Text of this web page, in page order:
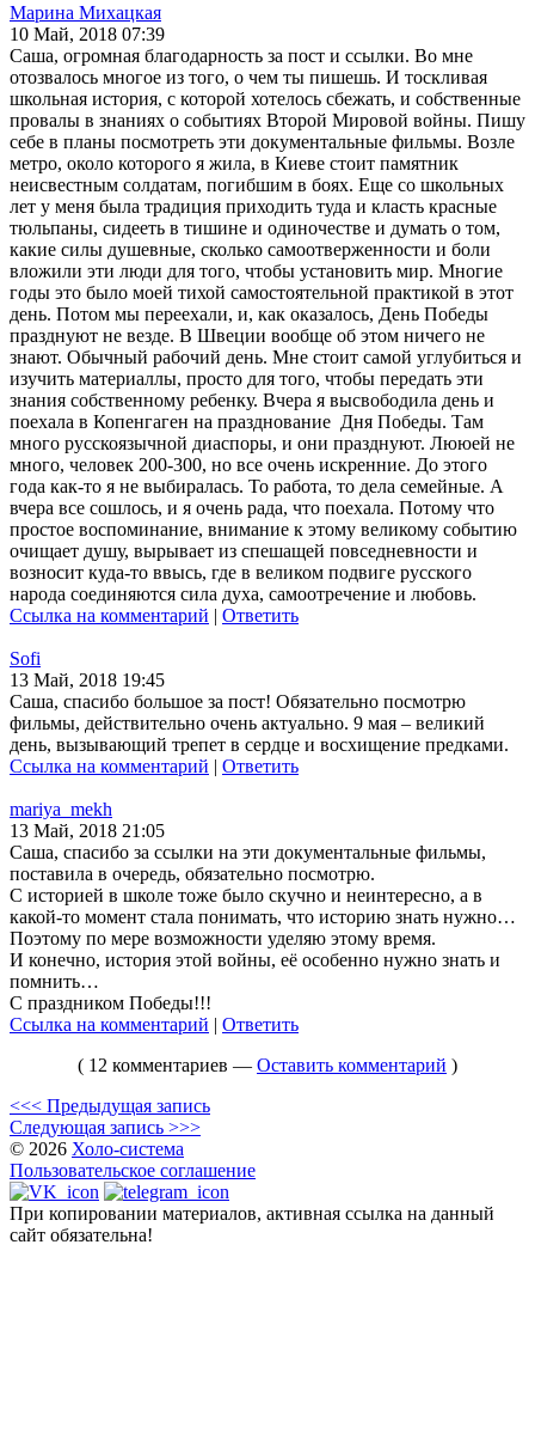
Марина Михацкая
10 Май, 2018 07:39
Саша, огромная благодарность за пост и ссылки. Во мне
отозвалось многое из того, о чем ты пишешь. И тоскливая
школьная история, с которой хотелось сбежать, и собственные
провалы в знаниях о событиях Второй Мировой войны. Пишу
себе в планы посмотреть эти документальные фильмы. Возле
метро, около которого я жила, в Киеве стоит памятник
неисвестным солдатам, погибшим в боях. Еще со школьных
лет у меня была традиция приходить туда и класть красные
тюльпаны, сидееть в тишине и одиночестве и думать о том,
какие силы душевные, сколько самоотверженности и боли
вложили эти люди для того, чтобы установить мир. Многие
годы это было моей тихой самостоятельной практикой в этот
день. Потом мы переехали, и, как оказалось, День Победы
празднуют не везде. В Швеции вообще об этом ничего не
знают. Обычный рабочий день. Мне стоит самой углубиться и
изучить материаллы, просто для того, чтобы передать эти
знания собственному ребенку. Вчера я высвободила день и
поехала в Копенгаген на празднование Дня Победы. Там
много русскоязычной диаспоры, и они празднуют. Лююей не
много, человек 200-300, но все очень искренние. До этого
года как-то я не выбиралась. То работа, то дела семейные. А
вчера все сошлось, и я очень рада, что поехала. Потому что
простое воспоминание, внимание к этому великому событию
очищает душу, вырывает из спешащей повседневности и
возносит куда-то ввысь, где в великом подвиге русского
народа соединяются сила духа, самоотречение и любовь.
Ссылка на комментарий | Ответить
Sofi
13 Май, 2018 19:45
Саша, спасибо большое за пост! Обязательно посмотрю
фильмы, действительно очень актуально. 9 мая – великий
день, вызывающий трепет в сердце и восхищение предками.
Ссылка на комментарий | Ответить
mariya_mekh
13 Май, 2018 21:05
Саша, спасибо за ссылки на эти документальные фильмы,
поставила в очередь, обязательно посмотрю.
С историей в школе тоже было скучно и неинтересно, а в
какой-то момент стала понимать, что историю знать нужно…
Поэтому по мере возможности уделяю этому время.
И конечно, история этой войны, её особенно нужно знать и
помнить…
С праздником Победы!!!
Ссылка на комментарий | Ответить
( 12 комментариев — Оставить комментарий )
<<< Предыдущая запись
Следующая запись >>>
© 2026 Холо-система
Пользовательское соглашение
При копировании материалов, активная ссылка на данный
сайт обязательна!